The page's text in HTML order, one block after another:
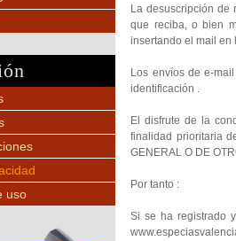
uso
La desuscripción de
que reciba, o bien
insertando el mail en
Los envíos de e-
identificación .
El disfrute de la
finalidad prioritaria
GENERAL O DE
Por tanto :
Si se ha registrado